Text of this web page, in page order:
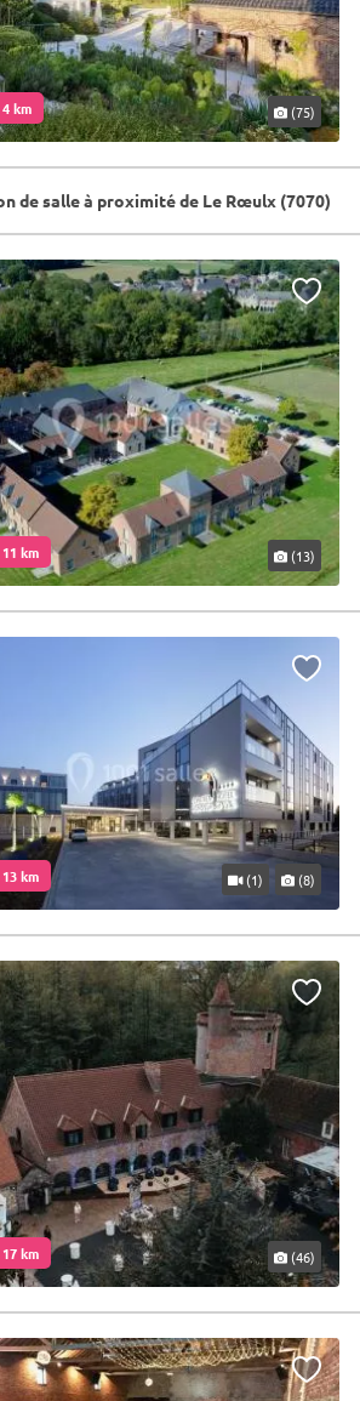
km (75)
de salle à proximité de Le Rœulx (7070)
km (13)
km (1) (8)
km (46)